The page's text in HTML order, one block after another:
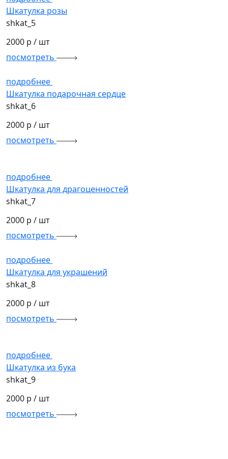
Шкатулка розы
shkat_5
2000 р / шт
посмотреть
подробнее
Шкатулка подарочная сердце
shkat_6
2000 р / шт
посмотреть
подробнее
Шкатулка для драгоценностей
shkat_7
2000 р / шт
посмотреть
подробнее
Шкатулка для украшений
shkat_8
2000 р / шт
посмотреть
подробнее
Шкатулка из бука
shkat_9
2000 р / шт
посмотреть